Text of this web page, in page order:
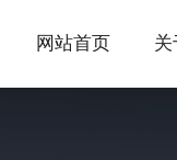
网站首页 关